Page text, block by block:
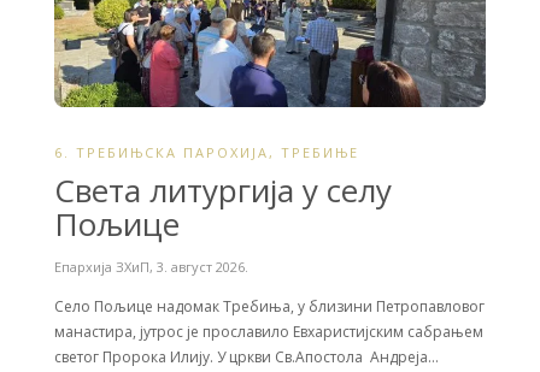
6. ТРЕБИЊСКА ПАРОХИЈА, ТРЕБИЊЕ
Света литургија у селу
Пољице
Епархија ЗХиП, 3. август 2026.
Село Пољице надомак Требиња, у близини Петропавловог
манастира, јутрос је прославило Евхаристијским сабрањем
светог Пророка Илију. У цркви Св.Апостола Андреја…